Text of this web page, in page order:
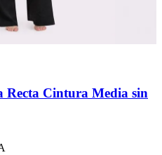
Recta Cintura Media sin